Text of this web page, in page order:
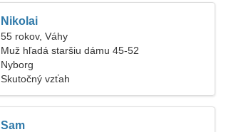
Nikolai
55 rokov, Váhy
Muž hľadá staršiu dámu 45-52
Nyborg
Skutočný vzťah
Sam